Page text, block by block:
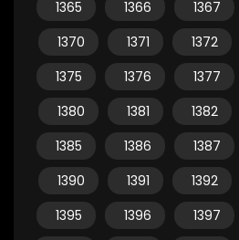
1365 1366 1367
1370
1371 1372
1375
1376 1377
1380
1381 1382
1385
1386 1387
1390
1391 1392
1395
1396 1397